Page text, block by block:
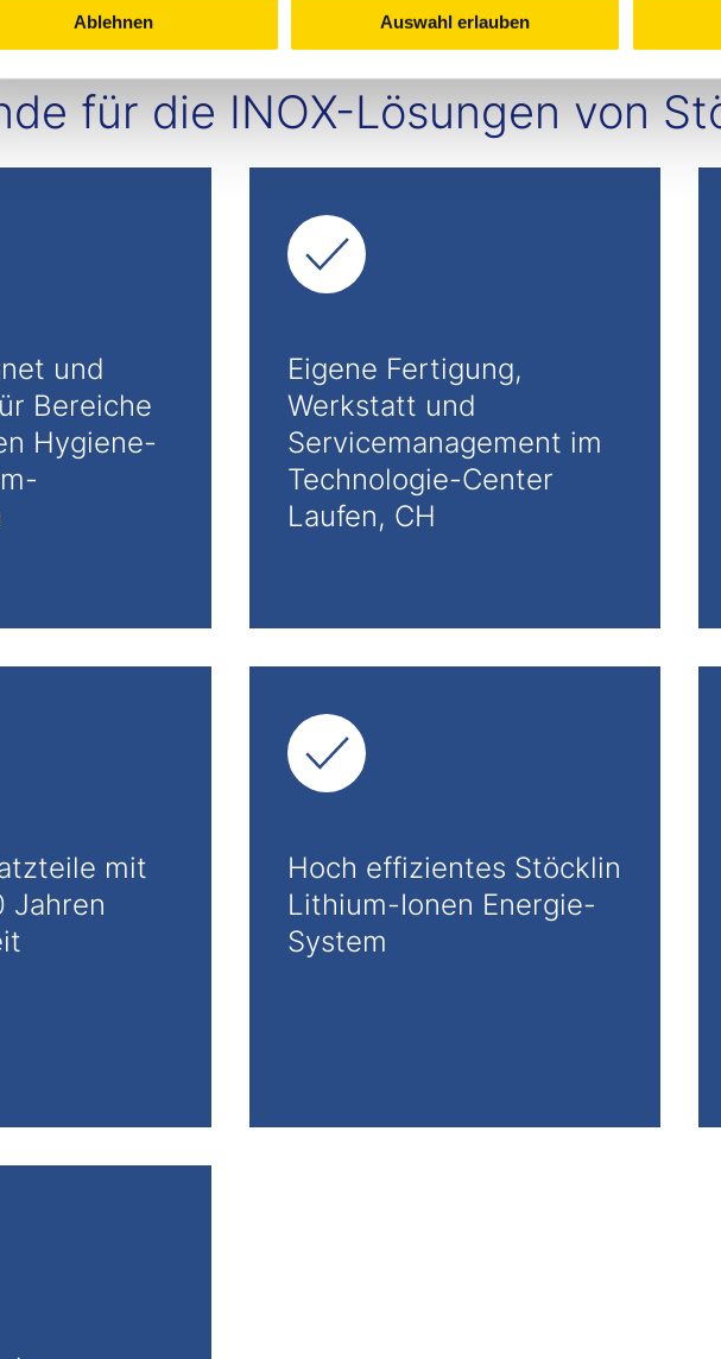
Ablehnen Auswahl erlauben
für die INOX-Lösungen von
und
Bereiche
Hygiene-
Eigene Fertigung,
Werkstatt und
Servicemanagement im
Technologie-Center
Laufen, CH
mit
Jahren
Hoch effizientes Stöcklin
Lithium-Ionen Energie-
System